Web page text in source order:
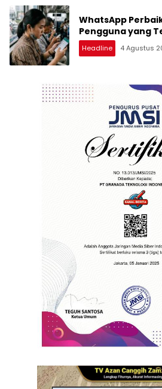
WhatsApp
Pengguna yang
Headline 4 Agustus